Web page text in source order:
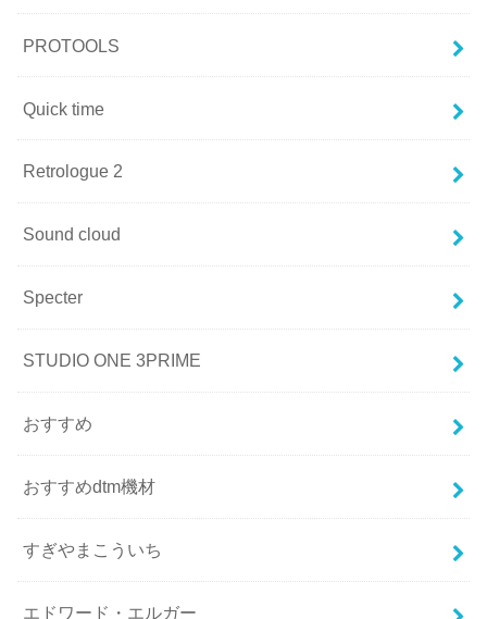
PROTOOLS
Quick time
Retrologue 2
Sound cloud
Specter
STUDIO ONE 3PRIME
おすすめ
おすすめdtm機材
すぎやまこういち
エドワード・エルガー